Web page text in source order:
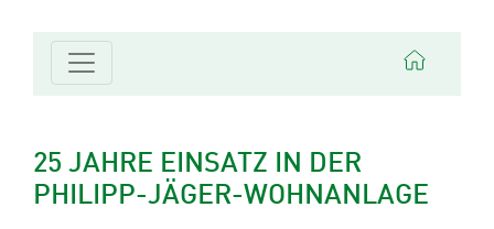
25 JAHRE EINSATZ IN DER
PHILIPP-JÄGER-WOHNANLAGE